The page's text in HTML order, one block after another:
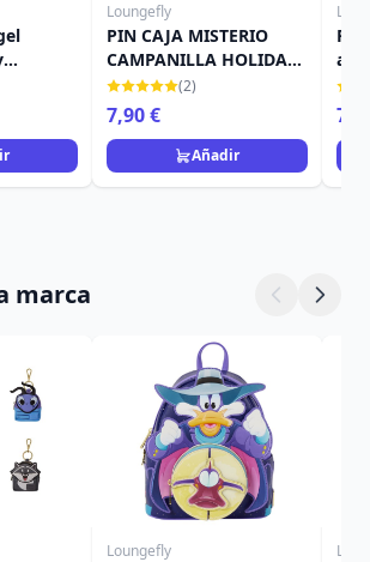
Loungefly
PIN CAJA MISTERIO
CAMPANILLA HOLIDAY -
DISNEY LOUNGEFLY
(2)
7,90 €
Añadir
Pin
marca
Loungefly